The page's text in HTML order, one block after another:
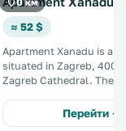
≈ 52 $
Apartment Xanadu is an
situated in Zagreb, 400
Zagreb Cathedral. The
Ban Jelacic Square in
WiFi is available
Перейти →